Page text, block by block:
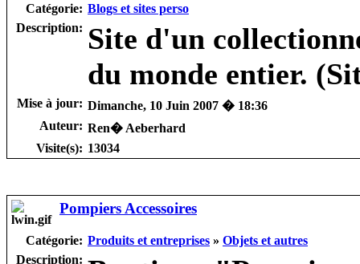
Catégorie: Blogs et sites perso
Description: Site d'un
du monde entier.
Mise à jour: Dimanche, 10 Juin 2007 � 18:36
Auteur: Ren� Aeberhard
Visite(s): 13034
Pompiers Accessoires
Catégorie: Produits et entreprises » Objets et autres
Description: